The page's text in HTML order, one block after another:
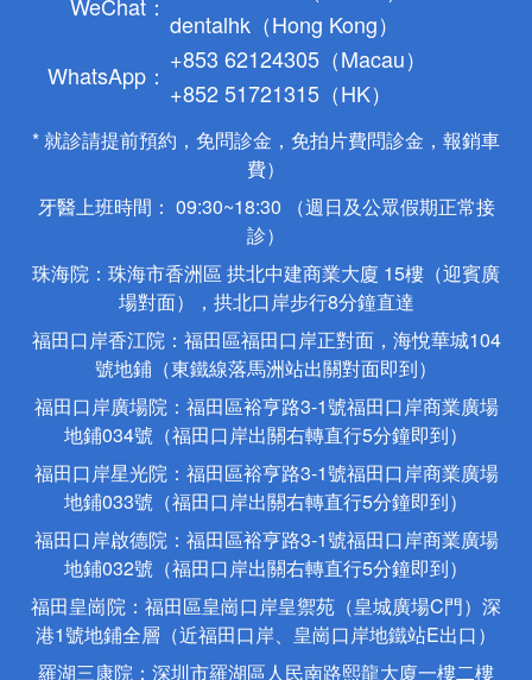
dentalhk（Hong Kong）
WhatsApp：
+853 62124305（Macau）
+852 51721315（HK）
* 就診請提前預約，免問診金，免拍片費問診金，報銷車
費）
牙醫上班時間： 09:30~18:30 （週日及公眾假期正常接
診）
珠海院：珠海市香洲區 拱北中建商業大廈 15樓（迎賓廣
場對面），拱北口岸步行8分鐘直達
福田口岸香江院：福田區福田口岸正對面，海悅華城104
號地鋪（東鐵線落馬洲站出關對面即到）
福田口岸廣場院：福田區裕亨路3-1號福田口岸商業廣場
地鋪034號（福田口岸出關右轉直行5分鐘即到）
福田口岸星光院：福田區裕亨路3-1號福田口岸商業廣場
地鋪033號（福田口岸出關右轉直行5分鐘即到）
福田口岸啟德院：福田區裕亨路3-1號福田口岸商業廣場
地鋪032號（福田口岸出關右轉直行5分鐘即到）
福田皇崗院：福田區皇崗口岸皇禦苑（皇城廣場C門）深
港1號地鋪全層（近福田口岸、皇崗口岸地鐵站E出口）
羅湖三康院：深圳市羅湖區人民南路熙龍大廈一樓二樓